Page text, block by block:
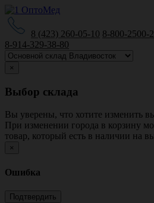
8 (423) 260-05-10 8-800-2500-
8-914-329-38-80
×
Выбор склада
Вы уверены, что хотите изменить
При изменении города в корзину
товар, который есть в наличии на
×
Ошибка